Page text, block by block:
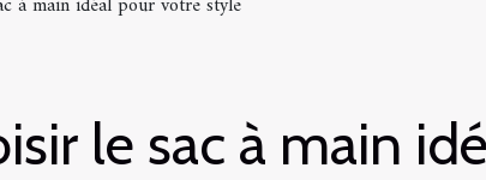
le sac à main